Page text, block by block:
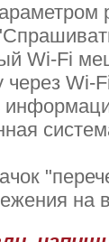
Wi-Fi
на